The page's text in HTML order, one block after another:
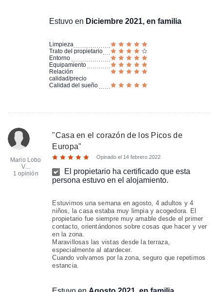
Estuvo en Diciembre 2021, en familia
Limpieza
Trato del propietario
Entorno
Equipamiento
Relación
calidad/precio
Calidad del sueño
Mario Lobo
V...
1 opinión
"Casa en el corazón de los Picos de
Europa"
Opinado el 14 febrero 2022
El propietario ha certificado que esta
persona estuvo en el alojamiento.
Estuvimos una semana en agosto, 4 adultos y 4
niños, la casa estaba muy limpia y acogedora. El
propietario fue siempre muy amable desde el primer
contacto, orientándonos sobre cosas que hacer y ver
en la zona.
Maravillosas las vistas desde la terraza,
especialmente al atardecer.
Cuando volvamos por la zona, seguro que repetimos
estancia.